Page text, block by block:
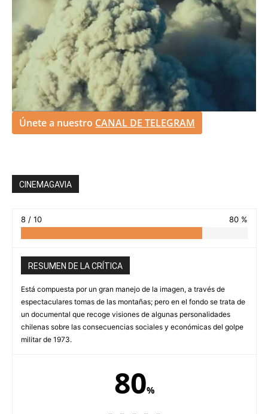
Únete a nuestro CANAL DE TELEGRAM
CINEMAGAVIA
8 / 10 80 %
RESUMEN DE LA CRÍTICA
Está compuesta por un gran manejo de la imagen, a través de
espectaculares tomas de las montañas; pero en el fondo se trata de
un documental que recoge visiones de algunas personalidades
chilenas sobre las consecuencias sociales y económicas del golpe
militar de 1973.
80%